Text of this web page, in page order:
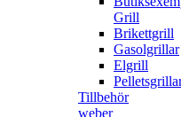
Grill
Brikettgrill
Gasolgrillar
Elgrill
Tillbehör
weber